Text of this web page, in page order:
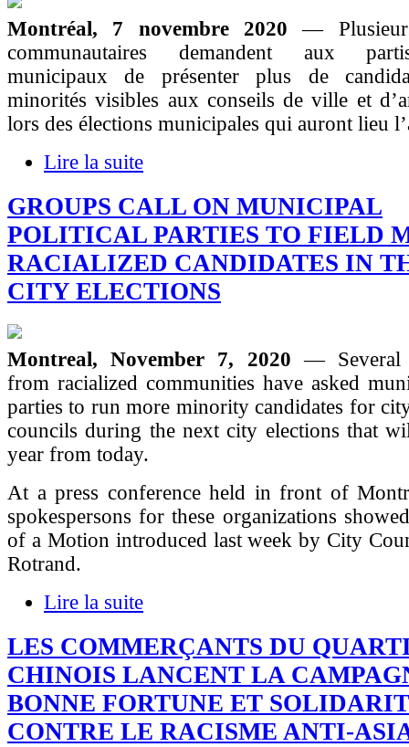
Montréal, 7 novembre 2020—
communautaires demandent aux
municipaux de présenter plus de
minorités visibles aux conseils de ville et
lors des élections municipales qui auront lieu
Lire la suite
GROUPS CALL ON MUNICIPAL
POLITICAL PARTIES TO FIELD
RACIALIZED CANDIDATES IN
CITY ELECTIONS
Montreal, November 7, 2020— Several
from racialized communities have asked
parties to run more minority candidates for
councils during the next city elections that
year from today.
At a press conference held in front of
spokespersons for these organizations
of a Motion introduced last week by City
Rotrand.
Lire la suite
LES COMMERÇANTS DU
CHINOIS LANCENT LA
BONNE FORTUNE ET
CONTRE LE RACISME ANTI-